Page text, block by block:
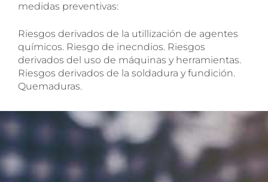
medidas preventivas:
Riesgos derivados de la utillización de agentes
químicos. Riesgo de inecndios. Riesgos
derivados del uso de máquinas y herramientas.
Riesgos derivados de la soldadura y fundición.
Quemaduras.